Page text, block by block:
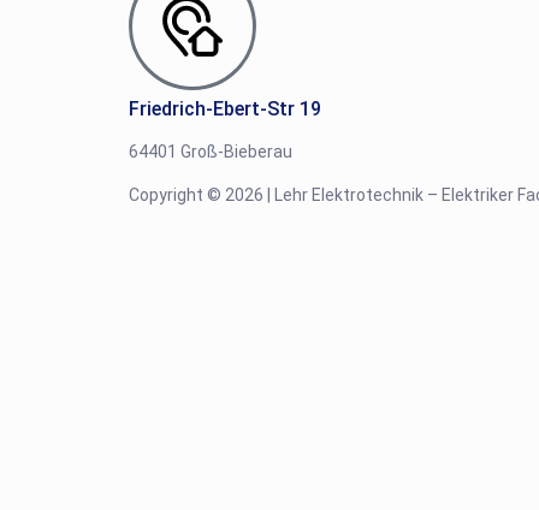
Friedrich-Ebert-Str 19
64401 Groß-Bieberau
Copyright © 2026 | Lehr Elektrotechnik – Elektriker